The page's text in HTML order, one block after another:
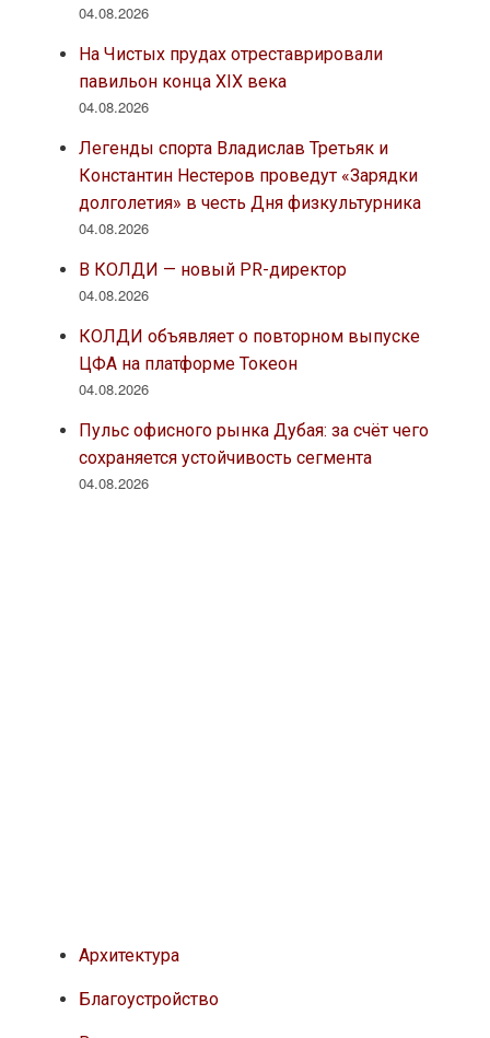
04.08.2026
На Чистых прудах отреставрировали
павильон конца XIX века
04.08.2026
Легенды спорта Владислав Третьяк и
Константин Нестеров проведут «Зарядки
долголетия» в честь Дня физкультурника
04.08.2026
В КОЛДИ — новый PR-директор
04.08.2026
КОЛДИ объявляет о повторном выпуске
ЦФА на платформе Токеон
04.08.2026
Пульс офисного рынка Дубая: за счёт чего
сохраняется устойчивость сегмента
04.08.2026
Архитектура
Благоустройство